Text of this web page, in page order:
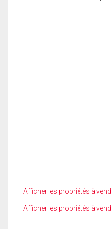
Afficher les propriétés à
Afficher les propriétés à